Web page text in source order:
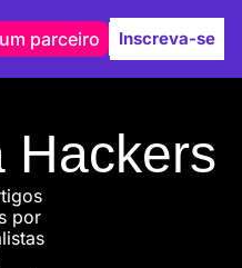
parceiro Inscreva-se
Hackers
por